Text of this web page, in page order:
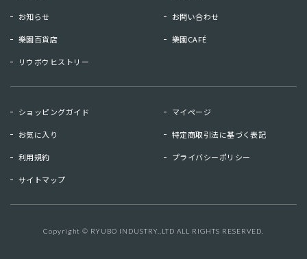
樂園CAFE
お知らせ お問い合わせ
樂園百貨店 樂園CAFÉ
リウボウヒストリー
ショッピングガイド マイページ
お気に入り 特定商取引法に基づく表記
利用規約 プライバシーポリシー
サイトマップ
Copyright © RYUBO INDUSTRY.,LTD ALL RIGHTS RESERVED.